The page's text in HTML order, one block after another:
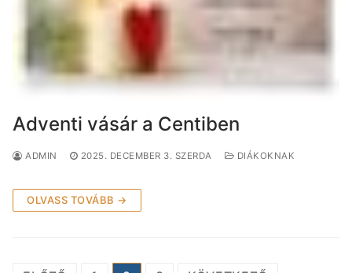
Adventi vásár a Centiben
ADMIN 2025. DECEMBER 3. SZERDA DIÁKOKNAK
OLVASS TOVÁBB →